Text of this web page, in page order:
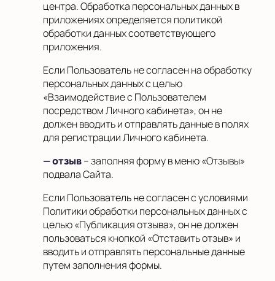
центра. Обработка персональных данных в
приложениях определяется политикой
обработки данных соответствующего
приложения.
Если Пользователь не согласен на обработку
персональных данных с целью
«Взаимодействие с Пользователем
посредством Личного кабинета», он не
должен вводить и отправлять данные в полях
для регистрации Личного кабинета.
— отзыв– заполняя форму в меню «Отзывы»
подвала Сайта.
Если Пользователь не согласен с условиями
Политики обработки персональных данных с
целью «Публикация отзыва», он не должен
пользоваться кнопкой «Отставить отзыв» и
вводить и отправлять персональные данные
путем заполнения формы.